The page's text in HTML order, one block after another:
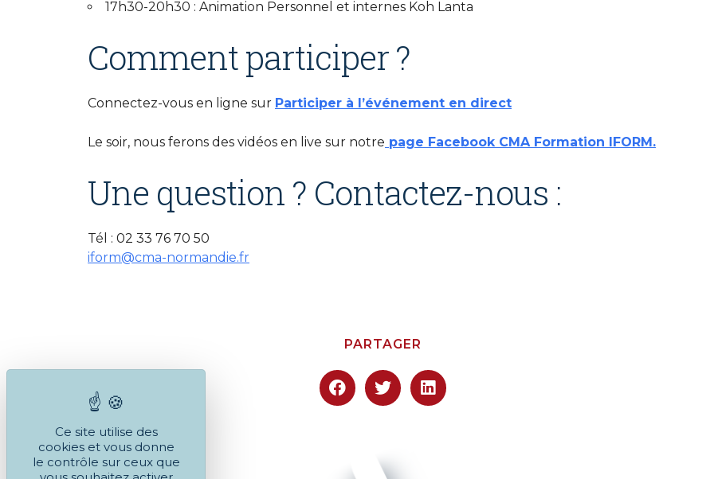
17h30-20h30 : Animation Personnel et internes Koh Lanta
Comment participer ?
Connectez-vous en ligne sur Participer à l’événement en direct
Le soir, nous ferons des vidéos en live sur notre page Facebook CMA Formation IFORM.
Une question ? Contactez-nous :
Tél : 02 33 76 70 50
iform@cma-normandie.fr
PARTAGER
Ce site utilise des
cookies et vous donne
le contrôle sur ceux que